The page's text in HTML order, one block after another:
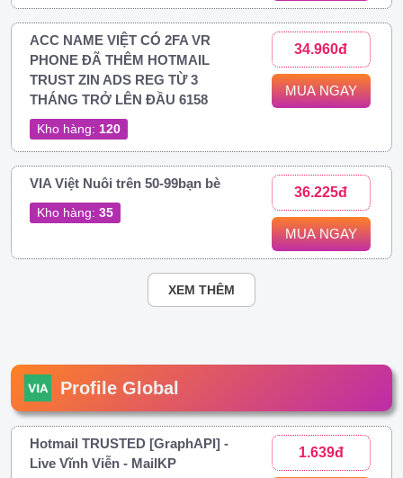
ACC NAME VIỆT CÓ 2FA VR
PHONE ĐÃ THÊM HOTMAIL
TRUST ZIN ADS REG TỪ 3
THÁNG TRỞ LÊN ĐẦU 6158
Kho hàng: 120
34.960đ
MUA NGAY
VIA Việt Nuôi trên 50-99bạn bè
Kho hàng: 35
36.225đ
MUA NGAY
XEM THÊM
Profile Global
Hotmail TRUSTED [GraphAPI] -
Live Vĩnh Viễn - MailKP
1.639đ